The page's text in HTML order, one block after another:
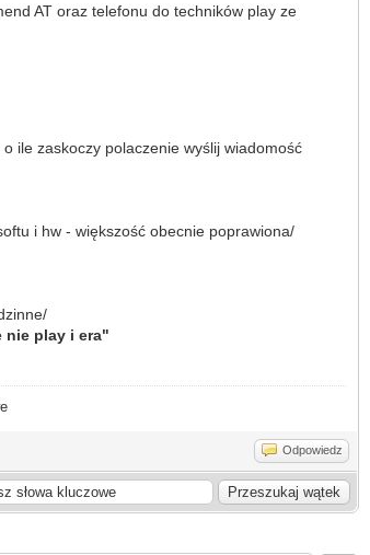
AT oraz telefonu do techników play ze
ile zaskoczy polaczenie wyślij wiadomość
i hw - większość obecnie poprawiona/
nie play i era"
Odpowiedz